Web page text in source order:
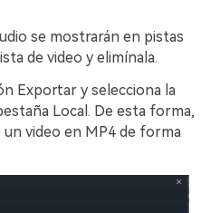
se mostrarán en pistas
de video y elimínala.
Exportar y selecciona la
Local. De esta forma,
video en MP4 de forma